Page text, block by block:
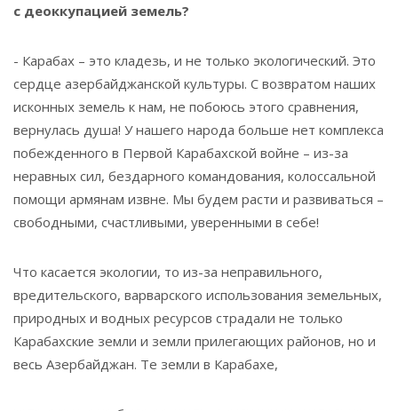
с деоккупацией земель?
- Карабах – это кладезь, и не только экологический. Это
сердце азербайджанской культуры. С возвратом наших
исконных земель к нам, не побоюсь этого сравнения,
вернулась душа! У нашего народа больше нет комплекса
побежденного в Первой Карабахской войне – из-за
неравных сил, бездарного командования, колоссальной
помощи армянам извне. Мы будем расти и развиваться –
свободными, счастливыми, уверенными в себе!
Что касается экологии, то из-за неправильного,
вредительского, варварского использования земельных,
природных и водных ресурсов страдали не только
Карабахские земли и земли прилегающих районов, но и
весь Азербайджан. Те земли в Карабахе,